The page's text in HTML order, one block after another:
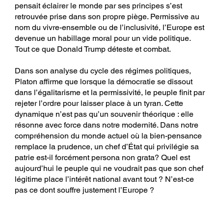
pensait éclairer le monde par ses principes s’est
retrouvée prise dans son propre piège. Permissive au
nom du vivre-ensemble ou de l’inclusivité, l’Europe est
devenue un habillage moral pour un vide politique.
Tout ce que Donald Trump déteste et combat.
Dans son analyse du cycle des régimes politiques,
Platon affirme que lorsque la démocratie se dissout
dans l’égalitarisme et la permissivité, le peuple finit par
rejeter l’ordre pour laisser place à un tyran. Cette
dynamique n’est pas qu’un souvenir théorique : elle
résonne avec force dans notre modernité. Dans notre
compréhension du monde actuel où la bien-pensance
remplace la prudence, un chef d’État qui privilégie sa
patrie est-il forcément persona non grata? Quel est
aujourd’hui le peuple qui ne voudrait pas que son chef
légitime place l’intérêt national avant tout ? N’est-ce
pas ce dont souffre justement l’Europe ?